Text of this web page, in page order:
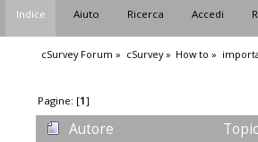
Indice Aiuto Ricerca Accedi
cSurvey Forum » cSurvey» How to »
Pagine: [1]
Autore